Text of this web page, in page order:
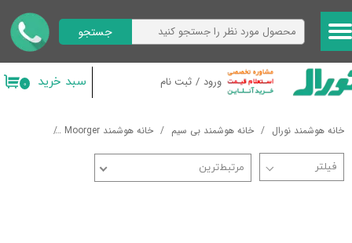
ورود / ثبت نام
حساب کاربری من
تغییر گذر واژه
خروج از حساب کاربری
جستجو
۰ سبد خرید
خانه هوشمند نورال خانه هوشمند بی سیم خانه هوشمند Moorger
مرتبط‌ترین